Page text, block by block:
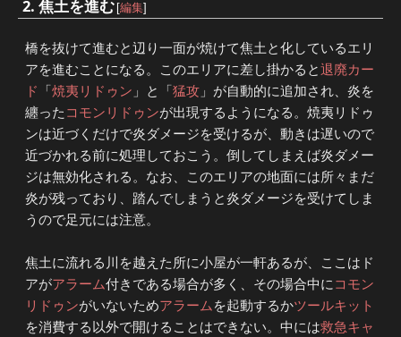
2. 焦土を進む [編集]
橋を抜けて進むと辺り一面が焼けて焦土と化しているエリ
アを進むことになる。このエリアに差し掛かると退廃カー
ド 「焼夷リドゥン 」と「猛攻 」が自動的に追加され、炎を
纏った コモンリドゥンが出現するようになる。焼夷リドゥ
ンは近づくだけで炎ダメージを受けるが、動きは遅いので
近づかれる前に処理しておこう。倒してしまえば炎ダメー
ジは無効化される。なお、このエリアの地面には所々まだ
炎が残っており、踏んでしまうと炎ダメージを受けてしま
うので足元には注意。
焦土に流れる川を越えた所に小屋が一軒あるが、ここはド
アがアラーム付きである場合が多く、その場合中に コモン
リドゥンがいないためアラーム を起動するかツールキット
を消費する以外で開けることはできない。中には救急キャ